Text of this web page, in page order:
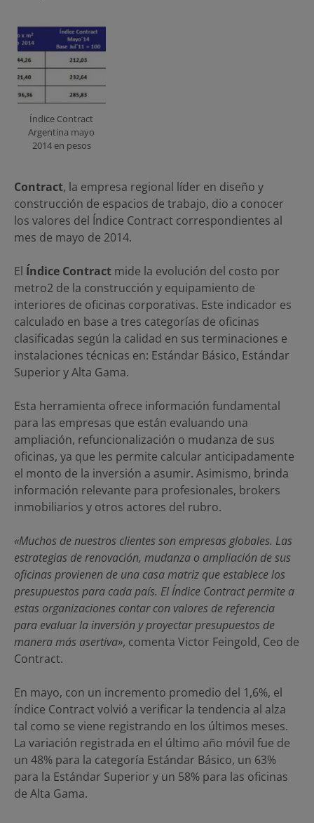
Índice Contract
Argentina mayo
2014 en pesos
Contract, la empresa regional líder en diseño y
construcción de espacios de trabajo, dio a conocer
los valores del Índice Contract correspondientes al
mes de mayo de 2014.
El Índice Contract mide la evolución del costo por
metro2 de la construcción y equipamiento de
interiores de oficinas corporativas. Este indicador es
calculado en base a tres categorías de oficinas
clasificadas según la calidad en sus terminaciones e
instalaciones técnicas en: Estándar Básico, Estándar
Superior y Alta Gama.
Esta herramienta ofrece información fundamental
para las empresas que están evaluando una
ampliación, refuncionalización o mudanza de sus
oficinas, ya que les permite calcular anticipadamente
el monto de la inversión a asumir. Asimismo, brinda
información relevante para profesionales, brokers
inmobiliarios y otros actores del rubro.
«Muchos de nuestros clientes son empresas globales. Las
estrategias de renovación, mudanza o ampliación de sus
oficinas provienen de una casa matriz que establece los
presupuestos para cada país. El Índice Contract permite a
estas organizaciones contar con valores de referencia
para evaluar la inversión y proyectar presupuestos de
manera más asertiva», comenta Victor Feingold, Ceo de
Contract.
En mayo, con un incremento promedio del 1,6%, el
índice Contract volvió a verificar la tendencia al alza
tal como se viene registrando en los últimos meses.
La variación registrada en el último año móvil fue de
un 48% para la categoría Estándar Básico, un 63%
para la Estándar Superior y un 58% para las oficinas
de Alta Gama.